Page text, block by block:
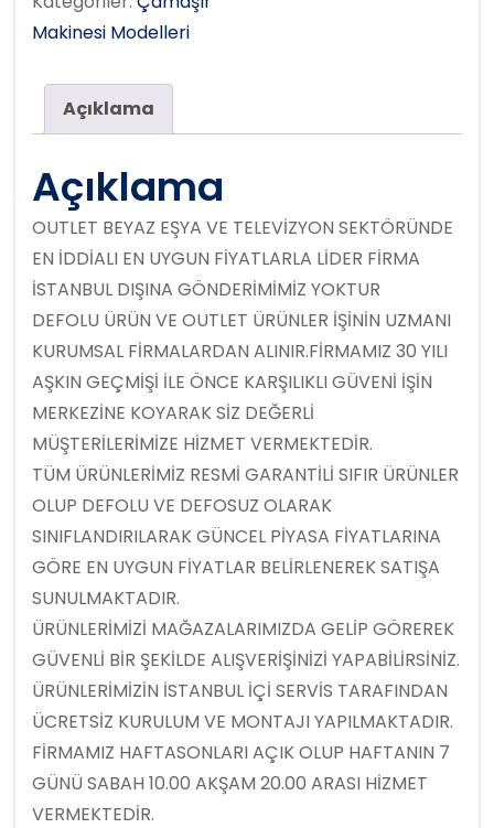
Makinesi Modelleri
Açıklama
Açıklama
OUTLET BEYAZ EŞYA VE TELEVİZYON SEKTÖRÜNDE
EN İDDİALI EN UYGUN FİYATLARLA LİDER FİRMA
İSTANBUL DIŞINA GÖNDERİMİMİZ YOKTUR
DEFOLU ÜRÜN VE OUTLET ÜRÜNLER İŞİNİN UZMANI
KURUMSAL FİRMALARDAN ALINIR.FİRMAMIZ 30 YILI
AŞKIN GEÇMİŞİ İLE ÖNCE KARŞILIKLI GÜVENİ İŞİN
MERKEZİNE KOYARAK SİZ DEĞERLİ
MÜŞTERİLERİMİZE HİZMET VERMEKTEDİR.
TÜM ÜRÜNLERİMİZ RESMİ GARANTİLİ SIFIR ÜRÜNLER
OLUP DEFOLU VE DEFOSUZ OLARAK
SINIFLANDIRILARAK GÜNCEL PİYASA FİYATLARINA
GÖRE EN UYGUN FİYATLAR BELİRLENEREK SATIŞA
SUNULMAKTADIR.
ÜRÜNLERİMİZİ MAĞAZALARIMIZDA GELİP GÖREREK
GÜVENLİ BİR ŞEKİLDE ALIŞVERİŞİNİZİ YAPABİLİRSİNİZ.
ÜRÜNLERİMİZİN İSTANBUL İÇİ SERVİS TARAFINDAN
ÜCRETSİZ KURULUM VE MONTAJI YAPILMAKTADIR.
FİRMAMIZ HAFTASONLARI AÇIK OLUP HAFTANIN 7
GÜNÜ SABAH 10.00 AKŞAM 20.00 ARASI HİZMET
VERMEKTEDİR.